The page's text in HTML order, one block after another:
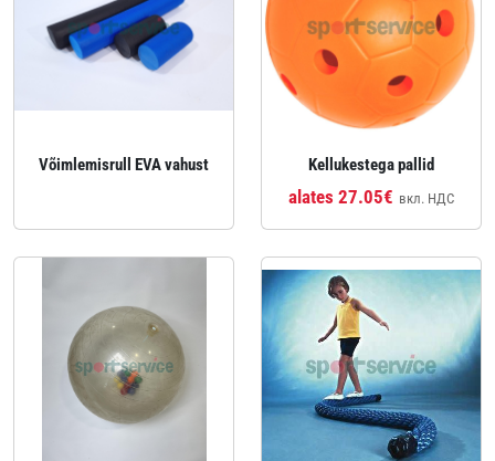
Võimlemisrull EVA vahust Kellukestega pallid
alates 27.05€ вкл. НДС